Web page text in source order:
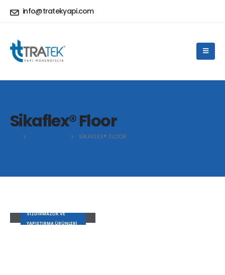
info@tratekyapi.com
Sikaflex® Floor
SIKAFLEX® FLOOR
SIZDIRMAZLIK VE
YAPIŞTIRMA ÜRÜNLERI